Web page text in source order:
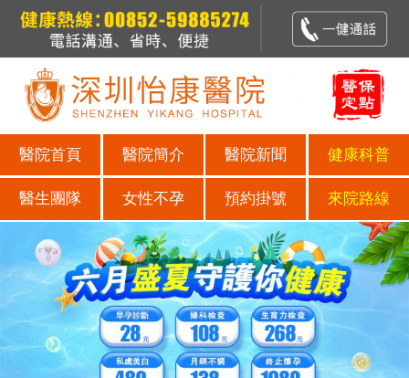
醫院首頁 醫院簡介 醫院新聞 健康科普
醫生團隊 女性不孕 預約掛號 來院路線